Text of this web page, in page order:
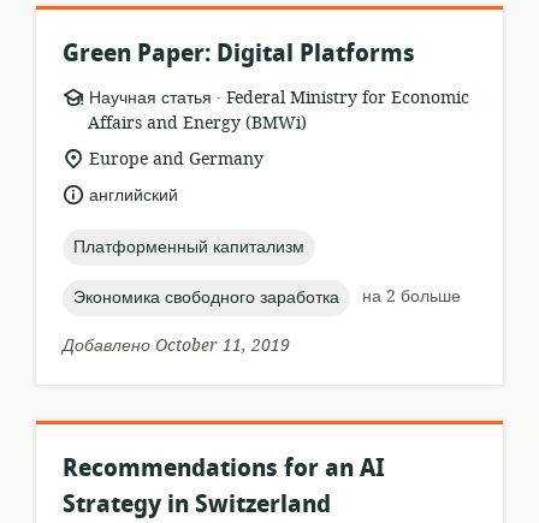
Green Paper: Digital Platforms
формат
ресурса:
Научная статья .
издатель:
Federal Ministry for Economic
Affairs and Energy (BMWi)
актуальное
местонахождение:
Europe and Germany
язык:английский
topic:
Платформенный капитализм
topic:
Экономика свободного заработка
на 2 больше
Добавлено October 11, 2019
Recommendations for an AI
Strategy in Switzerland